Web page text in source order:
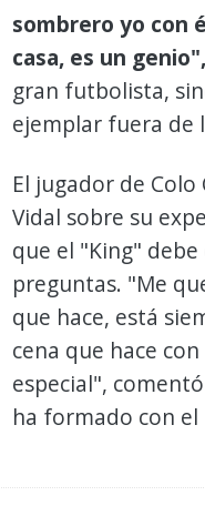
sombrero yo con
casa, es un genio",
gran futbolista,
ejemplar fuera de
El jugador de
Vidal sobre su
que el "King"
preguntas. "Me
que hace, está
cena que hace
especial",
ha formado con